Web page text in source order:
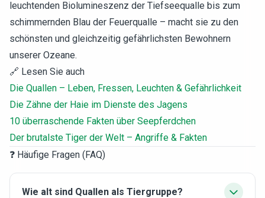
leuchtenden Biolumineszenz der Tiefseequalle bis zum
schimmernden Blau der Feuerqualle – macht sie zu den
schönsten und gleichzeitig gefährlichsten Bewohnern
unserer Ozeane.
🔗 Lesen Sie auch
Die Quallen – Leben, Fressen, Leuchten & Gefährlichkeit
Die Zähne der Haie im Dienste des Jagens
10 überraschende Fakten über Seepferdchen
Der brutalste Tiger der Welt – Angriffe & Fakten
❓ Häufige Fragen (FAQ)
Wie alt sind Quallen als Tiergruppe?